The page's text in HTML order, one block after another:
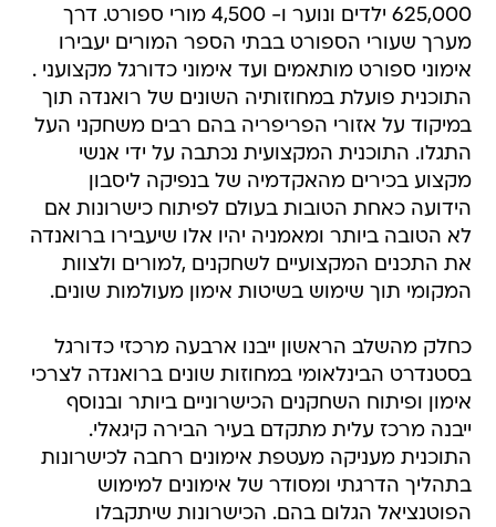
625,000 ילדים ונוער ו- 4,500 מורי ספורט. דרך
מערך שעורי הספורט בבתי הספר המורים יעבירו
אימוני ספורט מותאמים ועד אימוני כדורגל מקצועני .
התוכנית פועלת במחוזותיה השונים של רואנדה תוך
במיקוד על אזורי הפריפריה בהם רבים משחקני העל
התגלו. התוכנית המקצועית נכתבה על ידי אנשי
מקצוע בכירים מהאקדמיה של בנפיקה ליסבון
הידועה כאחת הטובות בעולם לפיתוח כישרונות אם
לא הטובה ביותר ומאמניה יהיו אלו שיעבירו ברואנדה
את התכנים המקצועיים לשחקנים ,למורים ולצוות
המקומי תוך שימוש בשיטות אימון מעולמות שונים.
כחלק מהשלב הראשון ייבנו ארבעה מרכזי כדורגל
בסטנדרט הבינלאומי במחוזות שונים ברואנדה לצרכי
אימון ופיתוח השחקנים הכישרוניים ביותר ובנוסף
ייבנה מרכז עלית מתקדם בעיר הבירה קיגאלי.
התוכנית מעניקה מעטפת אימונים רחבה לכישרונות
בתהליך הדרגתי ומסודר של אימונים למימוש
הפוטנציאל הגלום בהם. הכישרונות שיתקבלו